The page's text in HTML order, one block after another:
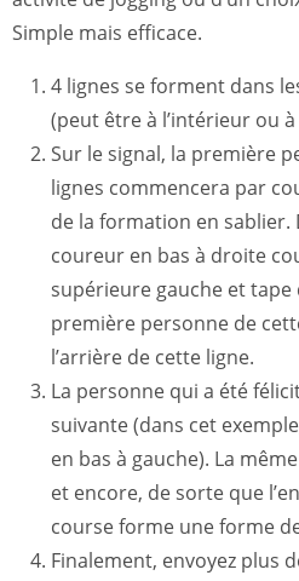
Simple mais efficace.
4 lignes se forment dans
(peut être à l’intérieur ou à
Sur le signal, la première
lignes commencera par
de la formation en sablier.
coureur en bas à droite
supérieure gauche et tape
première personne de
l’arrière de cette ligne.
La personne qui a été
suivante (dans cet
en bas à gauche). La
et encore, de sorte que
course forme une forme
Finalement, envoyez plus